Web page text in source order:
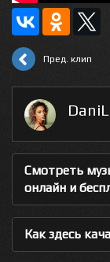
Пред. клип
Смотреть
онлайн и
Как здесь